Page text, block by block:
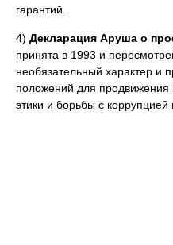
гарантий.
4) Декларация Аруша о
принята в 1993 и
необязательный характер и
положений для
этики и борьбы с